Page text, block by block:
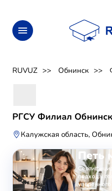
RUVUZ Обнинск
РГСУ Филиал Обнинск
Калужская область,
Петь
подход к
уверенного